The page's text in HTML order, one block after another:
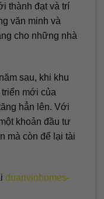
thành đạt và trí
văn minh và
cho những nhà
sau, khi khu
mới của
hẳn lên. Với
khoản đầu tư
mà còn để lại tài
duanvinhomes-